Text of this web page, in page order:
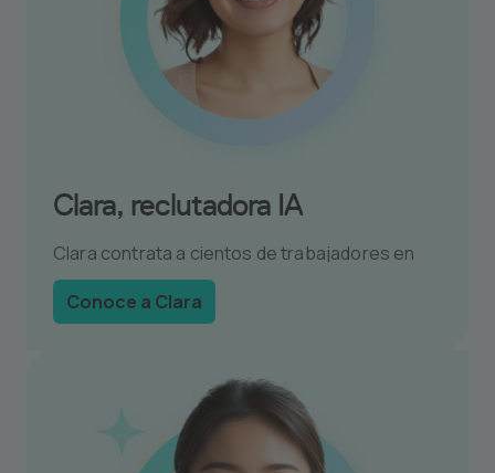
Clara, reclutadora IA
Clara contrata a cientos de trabajadores en
menos de 2 horas.
Conoce a Clara